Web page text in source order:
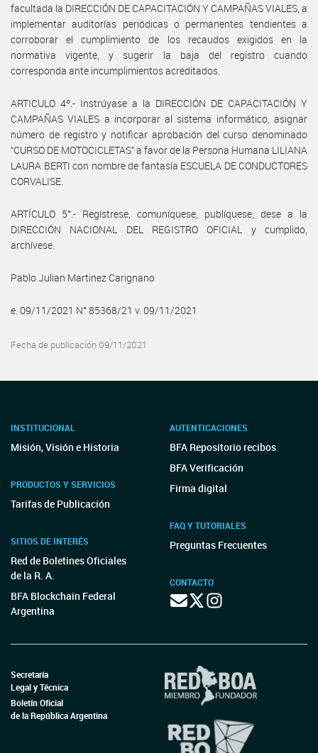
facultada la DIRECCIÓN DE CAPACITACIÓN Y CAMPAÑAS VIALES, a
implementar auditorías periódicas o permanentes tendientes a
corroborar el cumplimiento de los recaudos exigidos en la
normativa vigente, y sugerir la baja del registro cuando
corresponda ante incumplimientos acreditados.
ARTICULO 4º.- Instrúyase a la DIRECCIÓN DE CAPACITACIÓN Y
CAMPAÑAS VIALES a incorporar al sistema informático, asignar
número de registro y notificar aprobación del curso denominado
“CURSO DE MOTOCICLETAS” a favor de la Persona Humana LILIANA
LAURA BERTI con nombre de fantasía ESCUELA DE CONDUCTORES
CORVALISE.
ARTÍCULO 5°.- Regístrese, comuníquese, publíquese, dese a la
DIRECCIÓN NACIONAL DEL REGISTRO OFICIAL y cumplido,
archívese.
Pablo Julian Martinez Carignano
e. 09/11/2021 N° 85368/21 v. 09/11/2021
Fecha de publicación 09/11/2021
INSTITUCIONAL
Misión, Visión e Historia
PRODUCTOS Y SERVICIOS
Tarifas de Publicación
SITIOS DE INTERÉS
Red de Boletines Oficiales
de la R. A.
BFA Blockchain Federal
Argentina
AUTENTICACIONES
BFA Repositorio recibos
BFA Verificación
Firma digital
FAQ Y TUTORIALES
Preguntas Frecuentes
CONTACTO
Secretaría
Legal y Técnica
Boletín Oficial
de la República Argentina